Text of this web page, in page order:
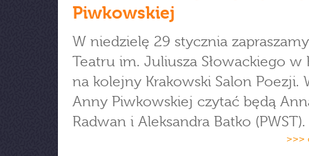
Piwkowskiej
W niedzielę 29 stycznia
Teatru im. Juliusza Słowackiego w
na kolejny Krakowski Salon Poezji.
Anny Piwkowskiej czytać będą
Radwan i Aleksandra Batko (PWST).
>>>